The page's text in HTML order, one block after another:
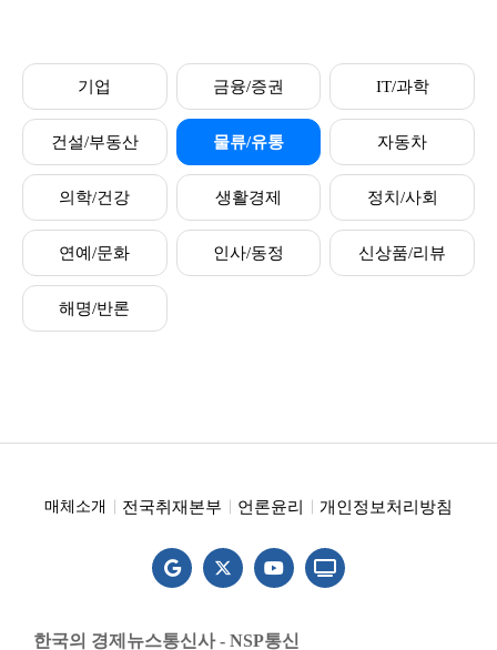
기업 금융/증권 IT/과학
건설/부동산 물류/유통 자동차
의학/건강 생활경제 정치/사회
연예/문화 인사/동정 신상품/리뷰
해명/반론
매체소개 전국취재본부 언론윤리 개인정보처리방침
한국의 경제뉴스통신사 - NSP통신